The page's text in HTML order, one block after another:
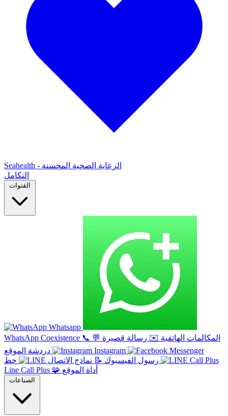
Seahealth - الرعاية الصحية المحسنة
التكامل
القنوات
Whatsapp
WhatsApp Coexistence 📞 المكالمات الهاتفية ✉️ رسالة قصيرة 💬
دردشة الموقع
Instagram
رسول الفيسبوك 📝 نماذج الاتصال
خط
Line Call Plus 🧩 أداة الموقع
الصناعات